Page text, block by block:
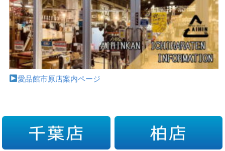
愛品館市原店案内ページ